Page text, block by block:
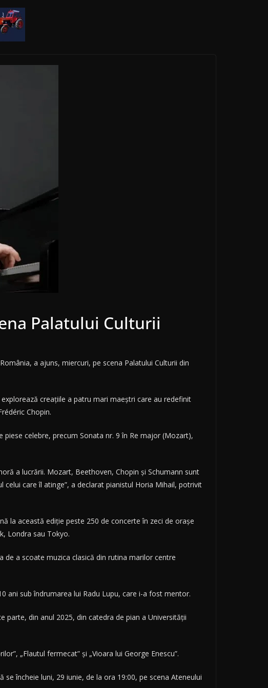
Palatului Culturii
a ajuns, miercuri, pe scena Palatului Culturii din
creaţiile a patru mari maeştri care au redefinit
Chopin.
celebre, precum Sonata nr. 9 în Re major (Mozart),
a lucrării. Mozart, Beethoven, Chopin şi Schumann sunt
care îl atinge”, a declarat pianistul Horia Mihail, potrivit
la această ediţie peste 250 de concerte în zeci de oraşe
Londra sau Tokyo.
a scoate muzica clasică din rutina marilor centre
ani sub îndrumarea lui Radu Lupu, care i-a fost mentor.
din anul 2025, din catedra de pian a Universităţii
„Flautul fermecat” şi „Vioara lui George Enescu”.
încheie luni, 29 iunie, de la ora 19:00, pe scena Ateneului